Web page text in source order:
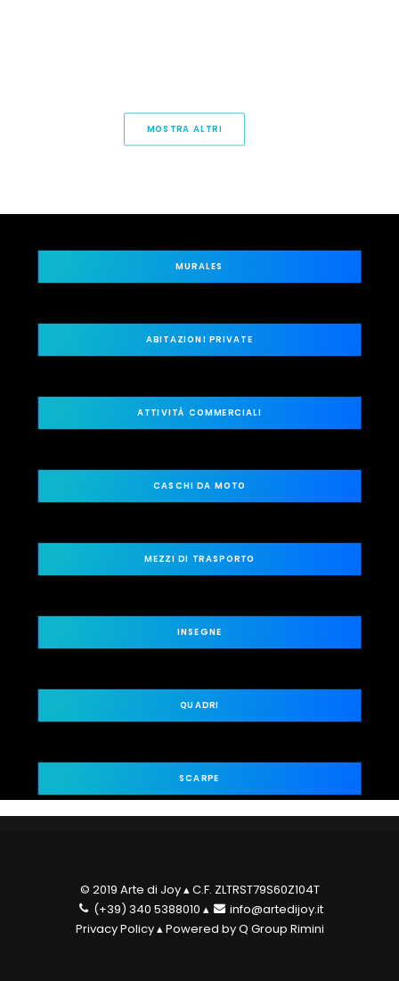
MOSTRA ALTRI
MURALES
ABITAZIONI PRIVATE
ATTIVITÀ COMMERCIALI
CASCHI DA MOTO
MEZZI DI TRASPORTO
INSEGNE
QUADRI
SCARPE
© 2019 Arte di Joy ▴ C.F. ZLTRST79S60Z104T
(+39) 340 5388010 ▴
info@artedijoy.it
Privacy Policy▴ Powered byQ Group Rimini